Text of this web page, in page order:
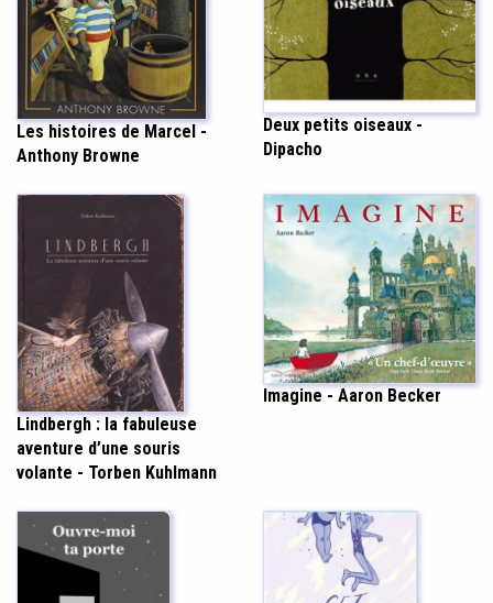
Les histoires de Marcel -
Anthony Browne
Deux petits oiseaux -
Dipacho
Lindbergh : la fabuleuse
aventure d’une souris
volante - Torben Kuhlmann
Imagine - Aaron Becker